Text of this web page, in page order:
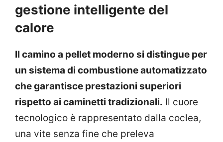
gestione intelligente del
calore
Il camino a pellet moderno si distingue per
un sistema di combustione automatizzato
che garantisce prestazioni superiori
rispetto ai caminetti tradizionali. Il cuore
tecnologico è rappresentato dalla coclea,
una vite senza fine che preleva